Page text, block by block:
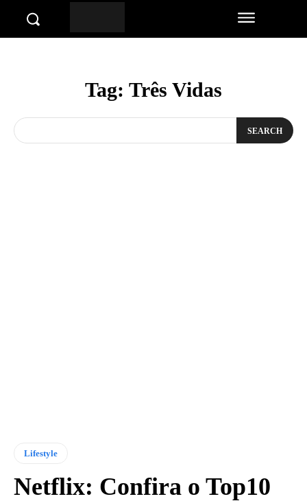
Tag: Três Vidas
SEARCH
Lifestyle
Netflix: Confira o Top10